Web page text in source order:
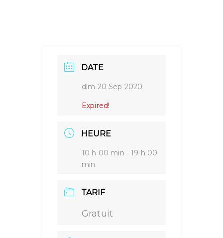
DATE
dim 20 Sep 2020
Expired!
HEURE
10 h 00 min - 19 h 00
min
TARIF
Gratuit